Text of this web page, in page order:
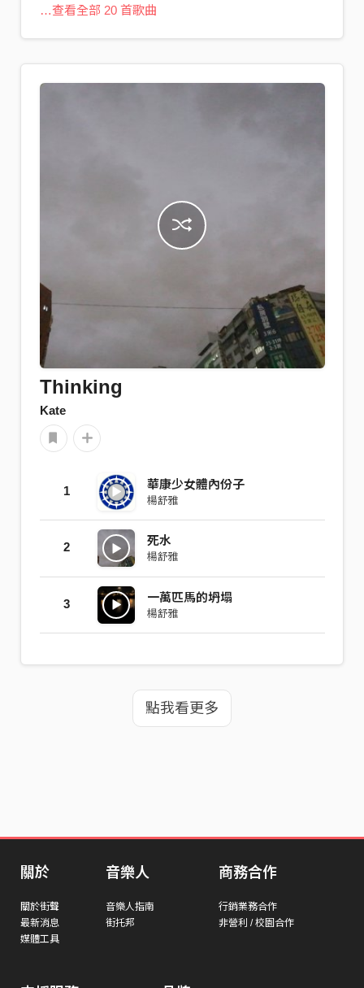
…查看全部 20 首歌曲
Thinking
Kate
1 華康少女體內份子
楊舒雅
2 死水
楊舒雅
3 一萬匹馬的坍塌
楊舒雅
點我看更多
關於
關於街聲
最新消息
媒體工具
音樂人
音樂人指南
街托邦
商務合作
行銷業務合作
非營利 / 校園合作